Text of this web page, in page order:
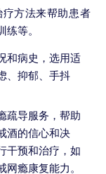
方法来帮助患者
等。
和病史，选用适
、抑郁、手抖
疏导服务，帮助
酒的信心和决
干预和治疗，如
瘾康复能力。